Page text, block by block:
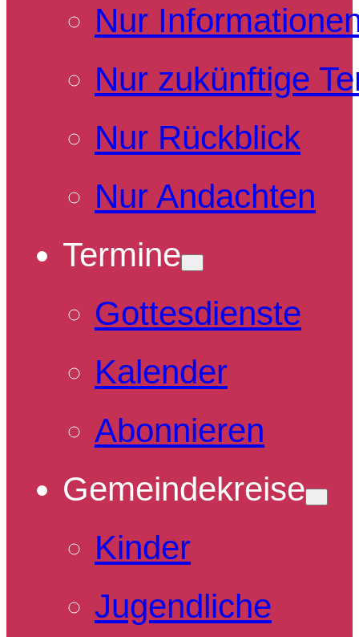
Nur
Nur zukünftige
Nur Rückblick
Nur Andachten
Termine
Gottesdienste
Kalender
Abonnieren
Gemeindekreise
Kinder
Jugendliche